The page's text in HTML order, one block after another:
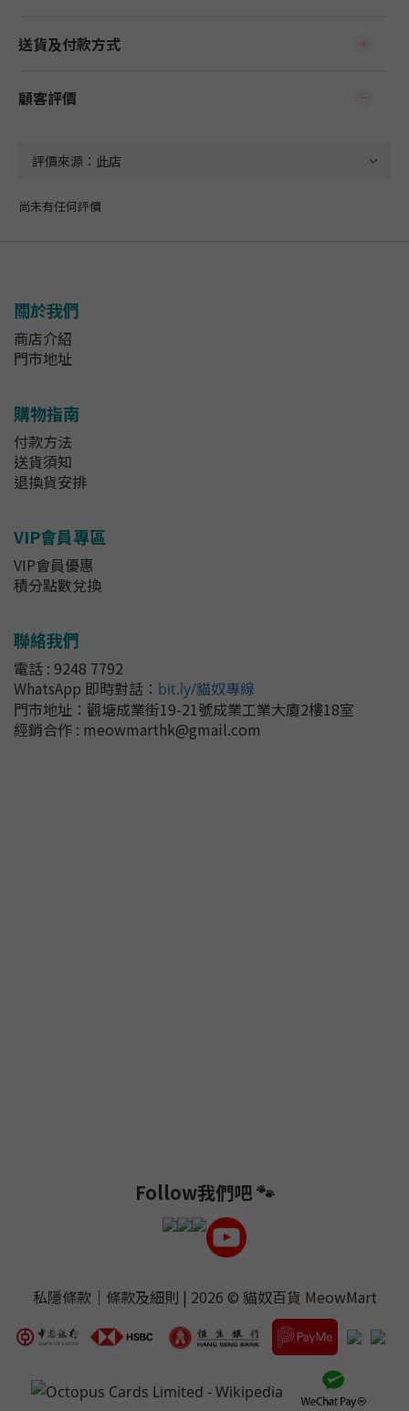
送貨及付款方式
顧客評價
尚未有任何評價
關於我們
商店介紹
門市地址
購物指南
付款方法
送貨須知
退換貨安排
VIP會員專區
VIP會員優惠
積分點數兌換
聯絡我們
電話 : 9248 7792
WhatsApp 即時對話 ： bit.ly/貓奴專線
門市地址： 觀塘成業街19-21號成業工業大廈2樓18室
經銷合作 : meowmarthk@gmail.com
Follow我們吧 🐾
私隱條款｜ 條款及細則 | 2026 © 貓奴百貨 MeowMart